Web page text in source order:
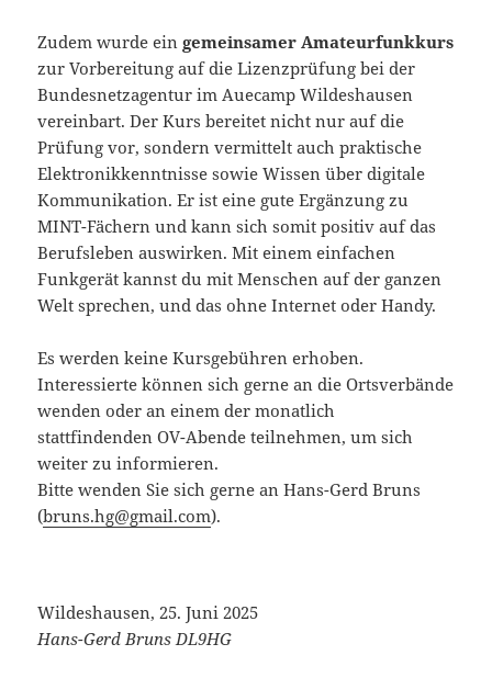
Zudem wurde eingemeinsamer Amateurfunkkurs
zur Vorbereitung auf die Lizenzprüfung bei der
Bundesnetzagentur im Auecamp Wildeshausen
vereinbart. Der Kurs bereitet nicht nur auf die
Prüfung vor, sondern vermittelt auch praktische
Elektronikkenntnisse sowie Wissen über digitale
Kommunikation. Er ist eine gute Ergänzung zu
MINT-Fächern und kann sich somit positiv auf das
Berufsleben auswirken. Mit einem einfachen
Funkgerät kannst du mit Menschen auf der ganzen
Welt sprechen, und das ohne Internet oder Handy.
Es werden keine Kursgebühren erhoben.
Interessierte können sich gerne an die Ortsverbände
wenden oder an einem der monatlich
stattfindenden OV-Abende teilnehmen, um sich
weiter zu informieren.
Bitte wenden Sie sich gerne an Hans-Gerd Bruns
(bruns.hg@gmail.com).
Wildeshausen, 25. Juni 2025
Hans-Gerd Bruns DL9HG